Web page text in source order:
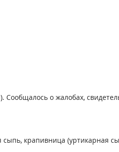
о жалобах,
крапивница (уртикарная